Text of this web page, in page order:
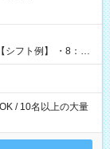
/ 10名以上の大量